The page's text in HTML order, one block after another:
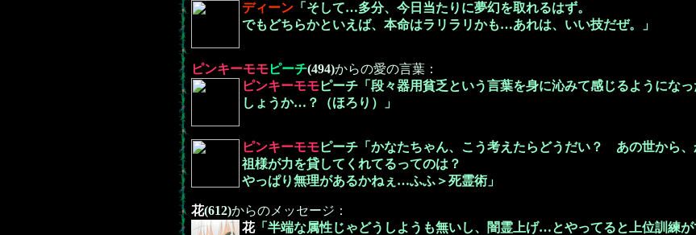
ディーン 「そして…多分、今日当たりに夢幻を取れるはず。
でもどちらかといえば、本命はラリラリかも…あれは、いい技だぜ。」
ピンキーモモピーチ(494)からの愛の言葉：
ピンキーモモピーチ「段々器用貧乏という言葉を身に沁みて感じるようにな
しょうか…？（ほろり）」
ピンキーモモピーチ「かなたちゃん、こう考えたらどうだい？ あの世から
祖様が力を貸してくれてるってのは？
やっぱり無理があるかねぇ…ふふ＞死霊術」
花(612)からのメッセージ：
花「半端な属性じゃどうしようも無いし、闇霊上げ…とやってると上位訓練が